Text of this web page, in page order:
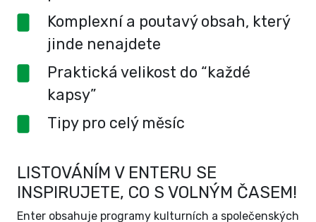
Komplexní a poutavý obsah, který
jinde nenajdete
Praktická velikost do “každé
kapsy”
Tipy pro celý měsíc
LISTOVÁNÍM V ENTERU SE
INSPIRUJETE, CO S VOLNÝM ČASEM!
Enter obsahuje programy kulturních a společenských